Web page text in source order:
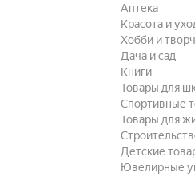
Аптека
Красота и
Хобби и
Дача и сад
Книги
Товары для
Спортивные
Товары для
Детские
Ювелирные